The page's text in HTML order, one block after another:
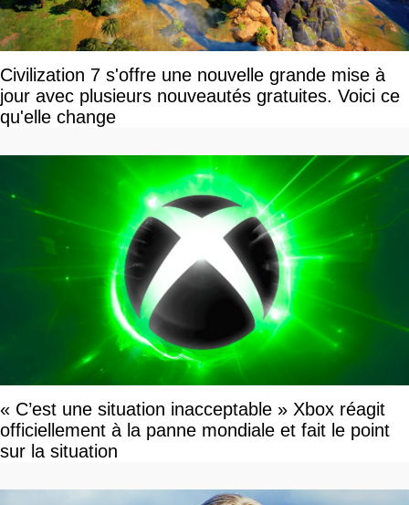
Civilization 7 s'offre une nouvelle grande mise à
jour avec plusieurs nouveautés gratuites. Voici ce
qu'elle change
« C’est une situation inacceptable » Xbox réagit
officiellement à la panne mondiale et fait le point
sur la situation